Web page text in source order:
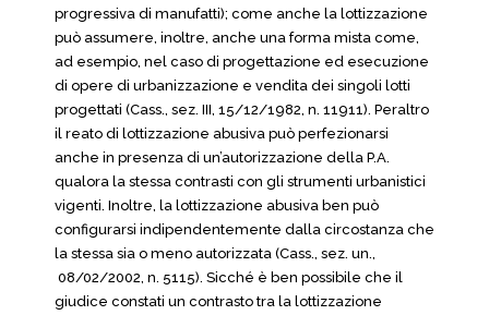
progressiva di manufatti); come anche la lottizzazione
può assumere, inoltre, anche una forma mista come,
ad esempio, nel caso di progettazione ed esecuzione
di opere di urbanizzazione e vendita dei singoli lotti
progettati (Cass., sez. III, 15/12/1982, n. 11911). Peraltro
il reato di lottizzazione abusiva può perfezionarsi
anche in presenza di un’autorizzazione della P.A.
qualora la stessa contrasti con gli strumenti urbanistici
vigenti. Inoltre, la lottizzazione abusiva ben può
configurarsi indipendentemente dalla circostanza che
la stessa sia o meno autorizzata (Cass., sez. un.,
08/02/2002, n. 5115). Sicché è ben possibile che il
giudice constati un contrasto tra la lottizzazione